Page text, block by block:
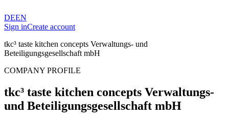
DEEN
Sign inCreate account
tkc³ taste kitchen concepts Verwaltungs- und
Beteiligungsgesellschaft mbH
COMPANY PROFILE
tkc³ taste kitchen concepts Verwaltungs-
und Beteiligungsgesellschaft mbH